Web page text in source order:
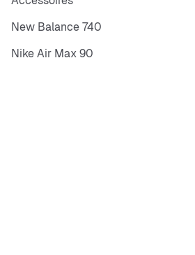
New Balance 740
Nike Air Max 90